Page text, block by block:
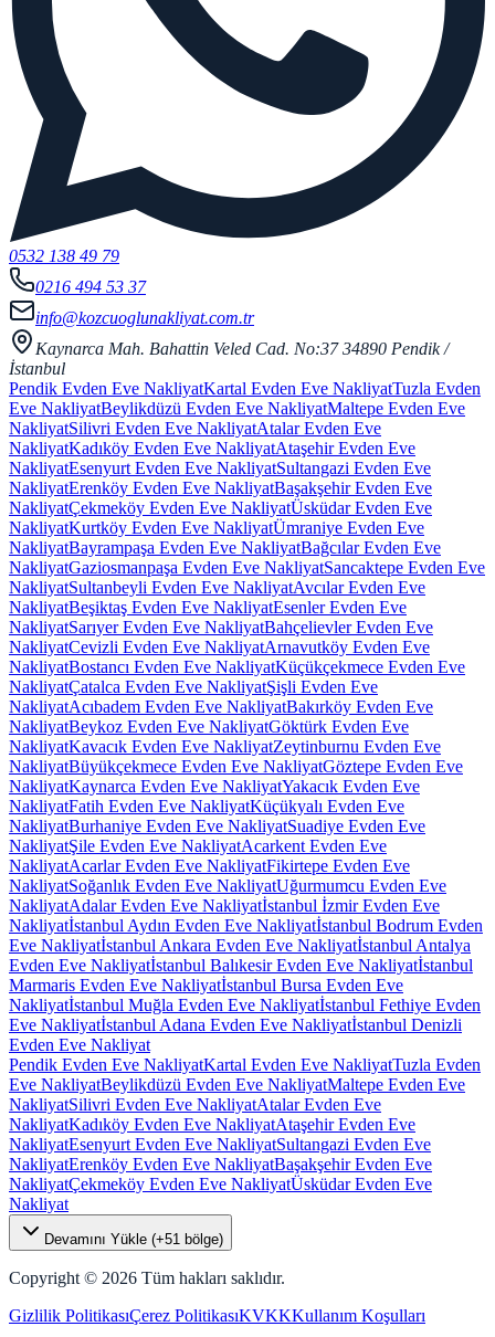
0532 138 49 79
0216 494 53 37
info@kozcuoglunakliyat.com.tr
Kaynarca Mah. Bahattin Veled Cad. No:37 34890 Pendik /
İstanbul
Pendik Evden Eve NakliyatKartal Evden Eve NakliyatTuzla Evden
Eve NakliyatBeylikdüzü Evden Eve NakliyatMaltepe Evden Eve
NakliyatSilivri Evden Eve NakliyatAtalar Evden Eve
NakliyatKadıköy Evden Eve NakliyatAtaşehir Evden Eve
NakliyatEsenyurt Evden Eve NakliyatSultangazi Evden Eve
NakliyatErenköy Evden Eve NakliyatBaşakşehir Evden Eve
NakliyatÇekmeköy Evden Eve NakliyatÜsküdar Evden Eve
NakliyatKurtköy Evden Eve NakliyatÜmraniye Evden Eve
NakliyatBayrampaşa Evden Eve NakliyatBağcılar Evden Eve
NakliyatGaziosmanpaşa Evden Eve NakliyatSancaktepe Evden Eve
NakliyatSultanbeyli Evden Eve NakliyatAvcılar Evden Eve
NakliyatBeşiktaş Evden Eve NakliyatEsenler Evden Eve
NakliyatSarıyer Evden Eve NakliyatBahçelievler Evden Eve
NakliyatCevizli Evden Eve NakliyatArnavutköy Evden Eve
NakliyatBostancı Evden Eve NakliyatKüçükçekmece Evden Eve
NakliyatÇatalca Evden Eve NakliyatŞişli Evden Eve
NakliyatAcıbadem Evden Eve NakliyatBakırköy Evden Eve
NakliyatBeykoz Evden Eve NakliyatGöktürk Evden Eve
NakliyatKavacık Evden Eve NakliyatZeytinburnu Evden Eve
NakliyatBüyükçekmece Evden Eve NakliyatGöztepe Evden Eve
NakliyatKaynarca Evden Eve NakliyatYakacık Evden Eve
NakliyatFatih Evden Eve NakliyatKüçükyalı Evden Eve
NakliyatBurhaniye Evden Eve NakliyatSuadiye Evden Eve
NakliyatŞile Evden Eve NakliyatAcarkent Evden Eve
NakliyatAcarlar Evden Eve NakliyatFikirtepe Evden Eve
NakliyatSoğanlık Evden Eve NakliyatUğurmumcu Evden Eve
NakliyatAdalar Evden Eve Nakliyatİstanbul İzmir Evden Eve
Nakliyatİstanbul Aydın Evden Eve Nakliyatİstanbul Bodrum Evden
Eve Nakliyatİstanbul Ankara Evden Eve Nakliyatİstanbul Antalya
Evden Eve Nakliyatİstanbul Balıkesir Evden Eve Nakliyatİstanbul
Marmaris Evden Eve Nakliyatİstanbul Bursa Evden Eve
Nakliyatİstanbul Muğla Evden Eve Nakliyatİstanbul Fethiye Evden
Eve Nakliyatİstanbul Adana Evden Eve Nakliyatİstanbul Denizli
Evden Eve Nakliyat
Pendik Evden Eve NakliyatKartal Evden Eve NakliyatTuzla Evden
Eve NakliyatBeylikdüzü Evden Eve NakliyatMaltepe Evden Eve
NakliyatSilivri Evden Eve NakliyatAtalar Evden Eve
NakliyatKadıköy Evden Eve NakliyatAtaşehir Evden Eve
NakliyatEsenyurt Evden Eve NakliyatSultangazi Evden Eve
NakliyatErenköy Evden Eve NakliyatBaşakşehir Evden Eve
NakliyatÇekmeköy Evden Eve NakliyatÜsküdar Evden Eve
Nakliyat
Devamını Yükle (+51 bölge)
Copyright © 2026 Tüm hakları saklıdır.
Gizlilik PolitikasıÇerez PolitikasıKVKKKullanım Koşulları